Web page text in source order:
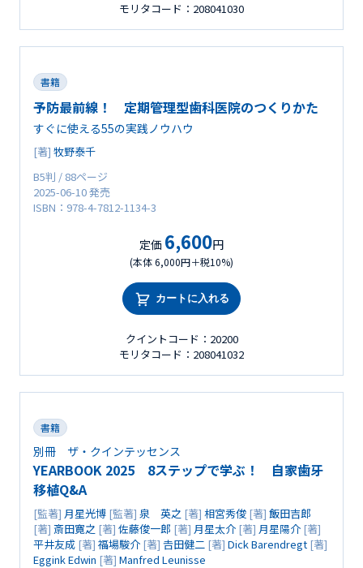
モリタコード：208041030
書籍
予防最前線！ 定期管理型歯科医院のつくりかた
すぐに使える55の実践ノウハウ
[著] 牧野泰千
B5判 / 88ページ
2025-06-10 発売
ISBN：978-4-7812-1134-3
定価 6,600円
(本体 6,000円＋税10%)
カートに入れる
クイントコード：20200
モリタコード：208041032
書籍
別冊 ザ・クインテッセンス
YEARBOOK 2025 8ステップで学ぶ！ 自家歯牙
移植Q&A
[監著] 月星光博 [監著] 泉 英之 [著] 相宮秀俊 [著] 飯田吉郎
[著] 斎田寛之 [著] 佐藤俊一郎 [著] 月星太介 [著] 月星陽介 [著]
平井友成 [著] 福場駿介 [著] 𠮷田健二 [著] Dick Barendregt [著]
Eggink Edwin [著] Manfred Leunisse